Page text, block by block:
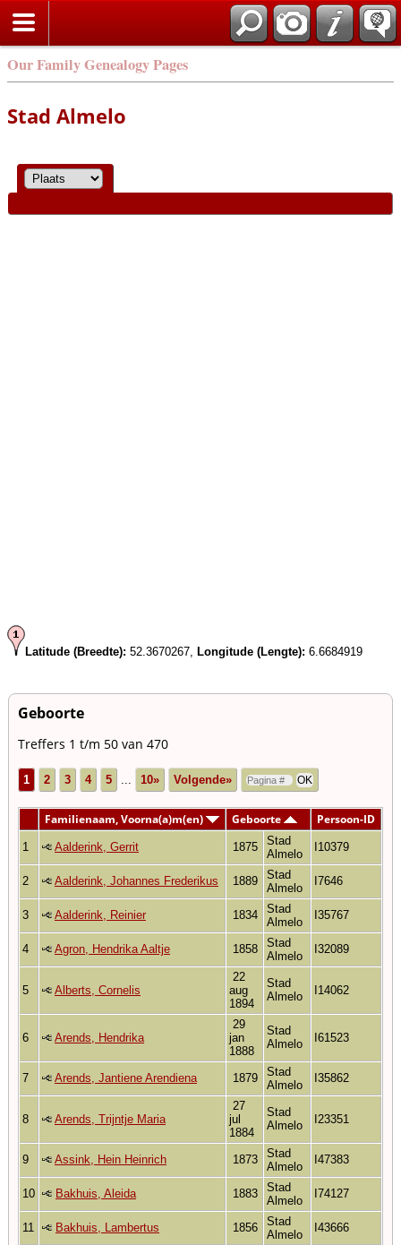
Our Family Genealogy Pages
Stad Almelo
Latitude (Breedte): 52.3670267, Longitude (Lengte): 6.6684919
Geboorte
Treffers 1 t/m 50 van 470
1 2 3 4 5 10» Volgende»
Familienaam, Voorna(a)m(en) Geboorte Persoon-ID
1 Aalderink, Gerrit 1875
Stad
Almelo
I10379
2 Aalderink, Johannes Frederikus 1889
Stad
Almelo
I7646
3 Aalderink, Reinier 1834
Stad
Almelo
I35767
4 Agron, Hendrika Aaltje 1858
Stad
Almelo
I32089
5 Alberts, Cornelis
22
aug
1894
Stad
Almelo
I14062
6 Arends, Hendrika
29
jan
1888
Stad
Almelo
I61523
7 Arends, Jantiene Arendiena 1879
Stad
Almelo
I35862
8 Arends, Trijntje Maria
27
jul
1884
Stad
Almelo
I23351
9 Assink, Hein Heinrich 1873
Stad
Almelo
I47383
10 Bakhuis, Aleida 1883
Stad
Almelo
I74127
11 Bakhuis, Lambertus 1856
Stad
Almelo
I43666